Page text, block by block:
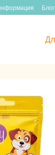
Блог